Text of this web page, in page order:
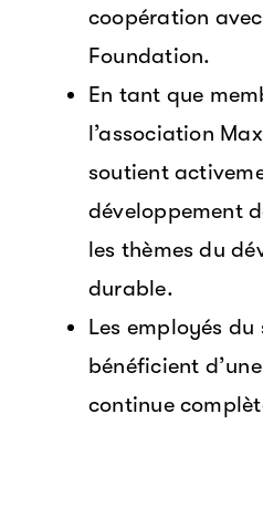
coopération
Foundation.
En tant que
l’association
soutient
développement
les thèmes du
durable.
Les employés du
bénéficient
continue